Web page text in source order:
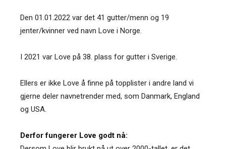
Den 01.01.2022 var det 41 gutter/menn og 19
jenter/kvinner ved navn Love i Norge.
I 2021 var Love på 38. plass for gutter i Sverige.
Ellers er ikke Love å finne på topplister i andre land vi
gjerne deler navnetrender med, som Danmark, England
og USA.
Derfor fungerer Love godt nå: